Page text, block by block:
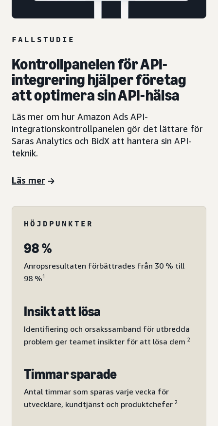
FALLSTUDIE
Kontrollpanelen för API-
integrering hjälper företag
att optimera sin API-hälsa
Läs mer om hur Amazon Ads API-
integrationskontrollpanelen gör det lättare för
Saras Analytics och BidX att hantera sin API-
teknik.
Läs mer
HÖJDPUNKTER
98 %
Anropsresultaten förbättrades från 30 % till
98 %1
Insikt att lösa
Identifiering och orsakssamband för utbredda
problem ger teamet insikter för att lösa dem 2
Timmar sparade
Antal timmar som sparas varje vecka för
utvecklare, kundtjänst och produktchefer 2